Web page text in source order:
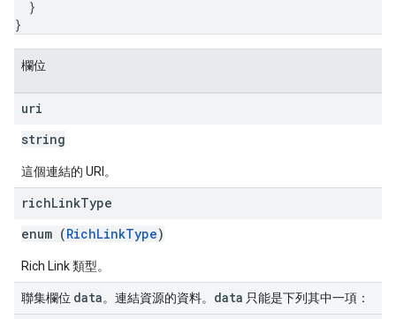
}
}
欄位
uri
string
這個連結的 URI。
richLinkType
enum (RichLinkType)
Rich Link 類型。
聯集欄位 data。連結資源的資料。 data 只能是下列其中一項：